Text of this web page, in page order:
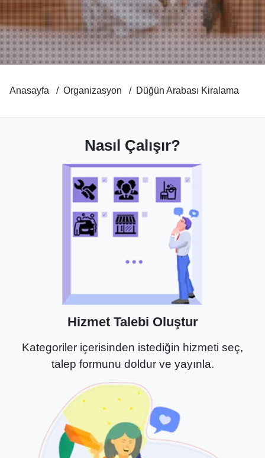
Anasayfa Organizasyon Düğün Arabası Kiralama
Nasıl Çalışır?
Hizmet Talebi Oluştur
Kategoriler içerisinden istediğin hizmeti seç,
talep formunu doldur ve yayınla.